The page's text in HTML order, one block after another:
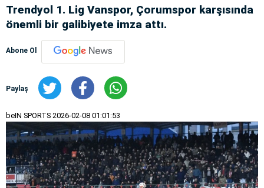
Trendyol 1. Lig Vanspor, Çorumspor karşısında
önemli bir galibiyete imza attı.
Abone Ol
Paylaş
beIN SPORTS 2026-02-08 01:01:53